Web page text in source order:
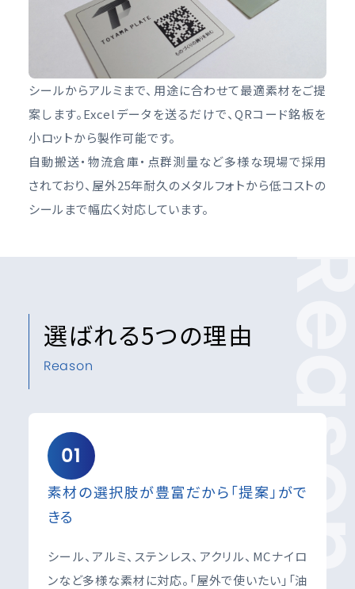
シールからアルミまで、用途に合わせて最適素材をご提
案します。Excelデータを送るだけで、QRコード銘板を
小ロットから製作可能です。
自動搬送・物流倉庫・点群測量など多様な現場で採用
されており、屋外25年耐久のメタルフォトから低コストの
シールまで幅広く対応しています。
選ばれる5つの理由
Reason
01
素材の選択肢が豊富だから「提案」がで
きる
シール、アルミ、ステンレス、アクリル、MCナイロ
ンなど多様な素材に対応。「屋外で使いたい」「油